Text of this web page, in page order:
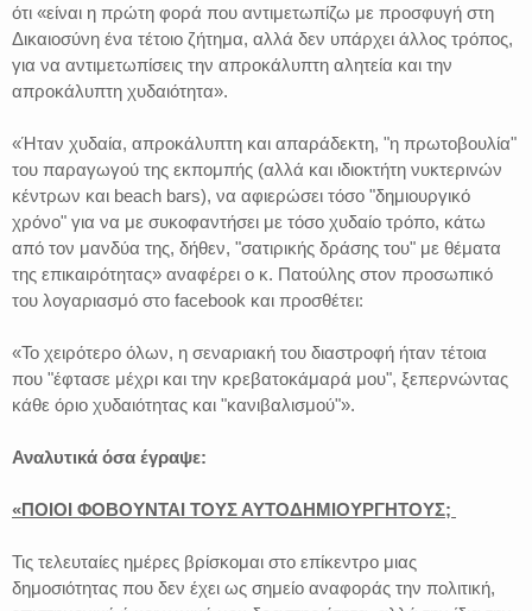
ότι «είναι η πρώτη φορά που αντιμετωπίζω με προσφυγή στη
Δικαιοσύνη ένα τέτοιο ζήτημα, αλλά δεν υπάρχει άλλος τρόπος,
για να αντιμετωπίσεις την απροκάλυπτη αλητεία και την
απροκάλυπτη χυδαιότητα».
«Ήταν χυδαία, απροκάλυπτη και απαράδεκτη, "η πρωτοβουλία"
του παραγωγού της εκπομπής (αλλά και ιδιοκτήτη νυκτερινών
κέντρων και beach bars), να αφιερώσει τόσο "δημιουργικό
χρόνο" για να με συκοφαντήσει με τόσο χυδαίο τρόπο, κάτω
από τον μανδύα της, δήθεν, "σατιρικής δράσης του" με θέματα
της επικαιρότητας» αναφέρει ο κ. Πατούλης στον προσωπικό
του λογαριασμό στο facebook και προσθέτει:
«Το χειρότερο όλων, η σεναριακή του διαστροφή ήταν τέτοια
που "έφτασε μέχρι και την κρεβατοκάμαρά μου", ξεπερνώντας
κάθε όριο χυδαιότητας και "κανιβαλισμού"».
Αναλυτικά όσα έγραψε:
«ΠΟΙΟΙ ΦΟΒΟΥΝΤΑΙ ΤΟΥΣ ΑΥΤΟΔΗΜΙΟΥΡΓΗΤΟΥΣ;
Τις τελευταίες ημέρες βρίσκομαι στο επίκεντρο μιας
δημοσιότητας που δεν έχει ως σημείο αναφοράς την πολιτική,